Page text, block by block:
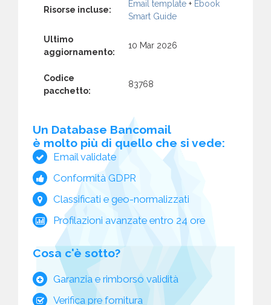
Risorse incluse:
Email template + Ebook
Smart Guide
Ultimo
aggiornamento:
10 Mar 2026
Codice
pacchetto:
83768
Un Database Bancomail
è molto più di quello che si vede:
Email validate
Conformità GDPR
Classificati e geo-normalizzati
Profilazioni avanzate entro 24 ore
Cosa c'è sotto?
Garanzia e rimborso validità
Verifica pre fornitura